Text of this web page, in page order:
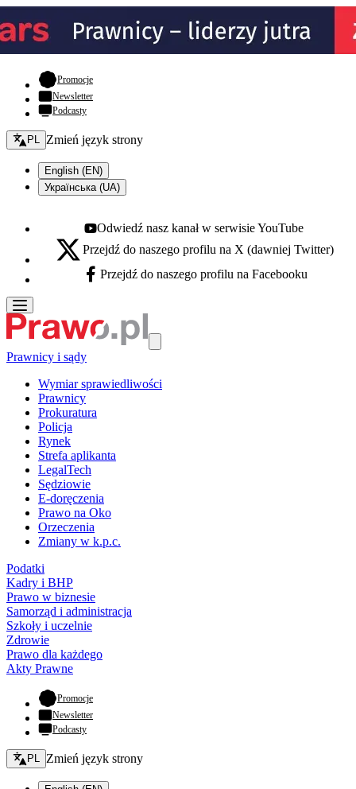
Promocje- otwiera się w nowej karcie
Newsletter
Podcasty
Zmień język - bieżący:
PL Zmień język strony
English (EN)
Українська (UA)
Youtube - otwiera się w nowej karcie
Odwiedź nasz kanał w serwisie YouTube
X - otwiera się w nowej karcie
Przejdź do naszego profilu na X (dawniej Twitter)
Facebook - otwiera się w nowej karcie
Przejdź do naszego profilu na Facebooku
Prawnicy i sądy
Wymiar sprawiedliwości
Prawnicy
Prokuratura
Policja
Rynek
Strefa aplikanta
LegalTech
Sędziowie
E-doręczenia
Prawo na Oko
Orzeczenia
Zmiany w k.p.c.
Podatki
Kadry i BHP
Prawo w biznesie
Samorząd i administracja
Szkoły i uczelnie
Zdrowie
Prawo dla każdego
Akty Prawne
Promocje- otwiera się w nowej karcie
Newsletter
Podcasty
Zmień język - bieżący:
PL Zmień język strony